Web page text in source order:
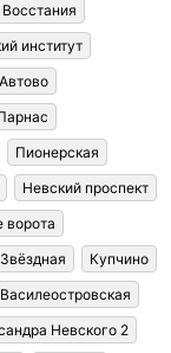
институт
Автово
Пионерская
Невский проспект
ворота
Звёздная
Купчино
Василеостровская
Невского 2